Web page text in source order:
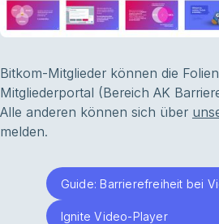
Bitkom-Mitglieder können die
Mitgliederportal (Bereich AK
Alle anderen können sich über
melden.
Guide: Barrierefreiheit bei
Ignite Video-Player